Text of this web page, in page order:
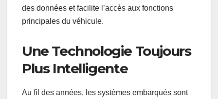
des données et facilite l’accès aux fonctions
principales du véhicule.
Une Technologie Toujours
Plus Intelligente
Au fil des années, les systèmes embarqués sont